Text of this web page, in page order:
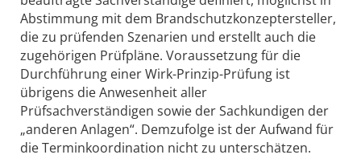
Abstimmung mit dem Brandschutzkonzeptersteller,
die zu prüfenden Szenarien und erstellt auch die
zugehörigen Prüfpläne. Voraussetzung für die
Durchführung einer Wirk-Prinzip-Prüfung ist
übrigens die Anwesenheit aller
Prüfsachverständigen sowie der Sachkundigen der
„anderen Anlagen“. Demzufolge ist der Aufwand für
die Terminkoordination nicht zu unterschätzen.